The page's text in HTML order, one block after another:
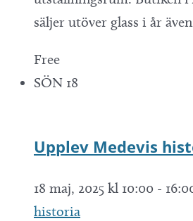
säljer utöver glass i år
Free
SÖN 18
Upplev Medevis
18 maj, 2025 kl 10:00 -
historia